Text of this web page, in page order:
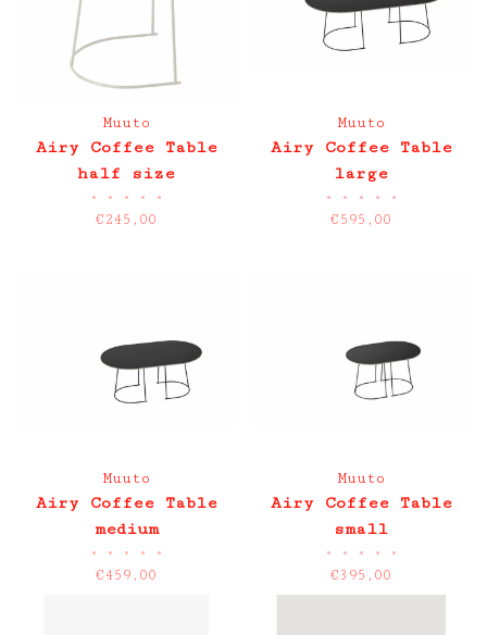
Muuto
Airy Coffee Table
half size
• • • • •
€245,00
Muuto
Airy Coffee Table
large
• • • • •
€595,00
Muuto
Airy Coffee Table
medium
• • • • •
€459,00
Muuto
Airy Coffee Table
small
• • • • •
€395,00